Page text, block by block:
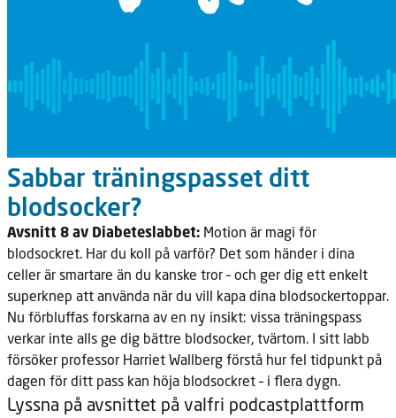
Sabbar träningspasset ditt
blodsocker?
Avsnitt 8 av Diabeteslabbet: Motion är magi för
blodsockret. Har du koll på varför? Det som händer i dina
celler är smartare än du kanske tror – och ger dig ett enkelt
superknep att använda när du vill kapa dina blodsockertoppar.
Nu förbluffas forskarna av en ny insikt: vissa träningspass
verkar inte alls ge dig bättre blodsocker, tvärtom. I sitt labb
försöker professor Harriet Wallberg förstå hur fel tidpunkt på
dagen för ditt pass kan höja blodsockret – i flera dygn.
Lyssna på avsnittet på valfri podcastplattform